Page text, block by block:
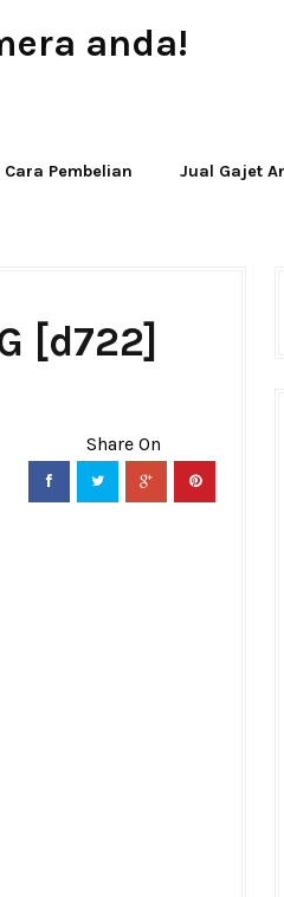
anda!
Cara Pembelian Jual Gajet
[d722]